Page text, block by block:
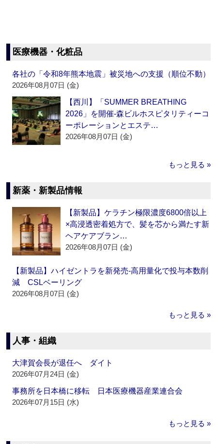
医療機器・化粧品
各社の「令和8年熊本地震」被災地への支援（順位不動）
2026年08月07日 (金)
【西川】「SUMMER BREATHING
2026」を開催‐森ビルホスピタリティーコ
ーポレーションとエステ…
2026年08月07日 (金)
もっと見る »
新薬・新製品情報
【新製品】ケラチン極限濃度6800倍以上
×高浸透密着処方で、髪を芯から満たす新
ヘアケアブラン…
2026年08月07日 (金)
【新製品】ハイゼントラを新発売‐高用量化で投与本数削
減 CSLベーリング
2026年08月07日 (金)
もっと見る »
人事・組織
大津賀会長が退任へ ダイト
2026年07月24日 (金)
事務所を日本橋に移転 日本医療機器産業連合会
2026年07月15日 (水)
もっと見る »